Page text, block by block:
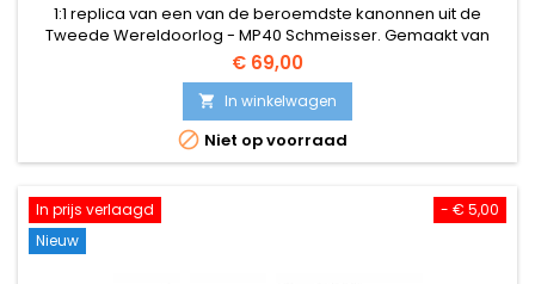
1:1 replica van een van de beroemdste kanonnen uit de
Tweede Wereldoorlog - MP40 Schmeisser. Gemaakt van
kunststof.
€ 69,00
 In winkelwagen
 Niet op voorraad
- € 5,00
In prijs verlaagd
Nieuw